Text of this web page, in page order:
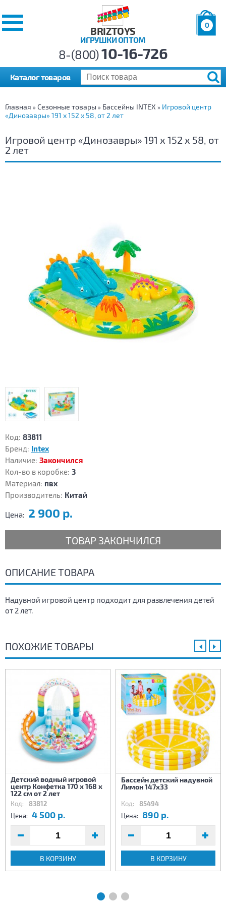
BRIZTOYS
ИГРУШКИ ОПТОМ
0
р.
8-(800)10-16-726
Каталог товаров
Главная » Сезонные товары » Бассейны INTEX » Игровой центр
«Динозавры» 191 х 152 х 58, от 2 лет
Игровой центр «Динозавры» 191 х 152 х 58, от
2 лет
Код: 83811
Бренд: Intex
Наличие: Закончился
Кол-во в коробке: 3
Материал: пвх
Производитель: Китай
Цена: 2 900 р.
ТОВАР ЗАКОНЧИЛСЯ
ОПИСАНИЕ ТОВАРА
Надувной игровой центр подходит для развлечения детей
от 2 лет.
ПОХОЖИЕ ТОВАРЫ
Детский водный игровой
центр Конфетка 170 х 168 х
122 см от 2 лет
Код: 83812
Цена: 4 500 р.
В КОРЗИНУ
Бассейн детский надувной
Лимон 147х33
Код: 85494
Цена: 890 р.
В КОРЗИНУ